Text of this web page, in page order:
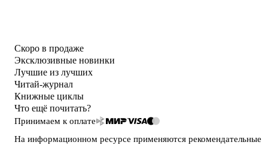
Скоро в продаже
Эксклюзивные новинки
Лучшие из лучших
Читай-журнал
Книжные циклы
Что ещё почитать?
Принимаем к оплате
На информационном ресурсе применяются рекомендательные